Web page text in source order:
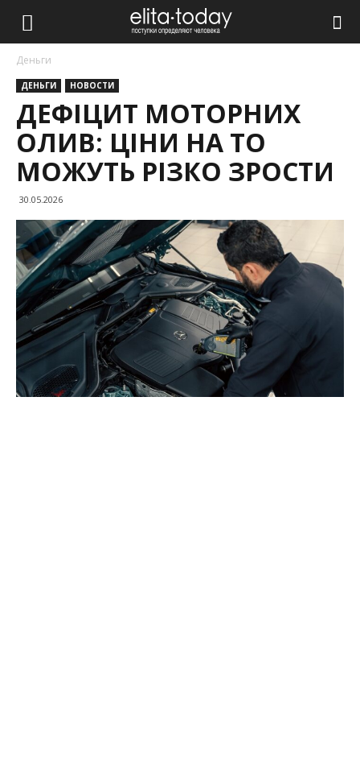
Деньги
ДЕНЬГИ НОВОСТИ
ДЕФІЦИТ МОТОРНИХ
ОЛИВ: ЦІНИ НА ТО
МОЖУТЬ РІЗКО ЗРОСТИ
30.05.2026